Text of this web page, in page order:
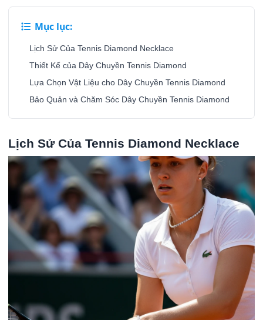
Mục lục:
Lịch Sử Của Tennis Diamond Necklace
Thiết Kế của Dây Chuyền Tennis Diamond
Lựa Chọn Vật Liệu cho Dây Chuyền Tennis Diamond
Bảo Quản và Chăm Sóc Dây Chuyền Tennis Diamond
Lịch Sử Của Tennis Diamond Necklace